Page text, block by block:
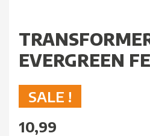
EVERGREEN
SALE !
10,99